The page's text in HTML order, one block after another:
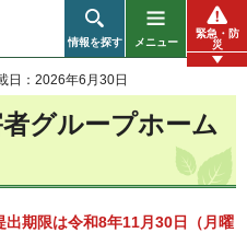
情報を探す メニュー
緊急・防
災
日：2026年6月30日
グループホーム
期限は令和8年11月30日（月曜